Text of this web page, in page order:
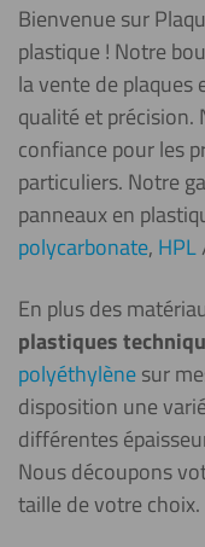
Bienvenue sur
plastique ! Notre
la vente de plaques
qualité et
confiance pour les
particuliers. Notre
panneaux en
polycarbonate, HPL
En plus des
plastiques
polyéthylènesur
disposition une
différentes
Nous découpons
taille de votre choix.